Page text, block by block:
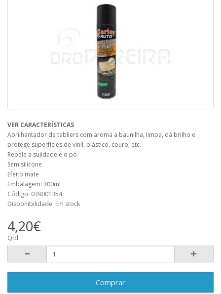
VER CARACTERÍSTICAS
Abrilhantador de tabliers com aroma a baunilha, limpa, dá brilho e
protege superfícies de vinil, plástico, couro, etc.
Repele a sujidade e o pó.
Sem silicone
Efeito mate
Embalagem: 300ml
Código: 039001354
Disponibilidade: Em stock
4,20€
Qtd
Comprar